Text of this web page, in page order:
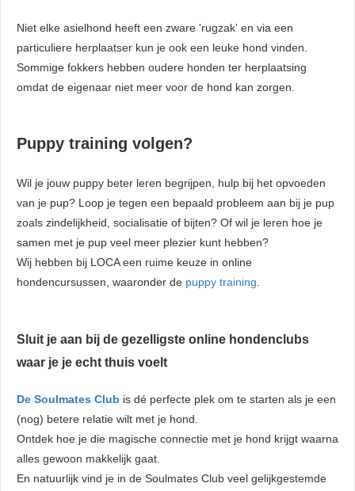
Niet elke asielhond heeft een zware 'rugzak' en via een
particuliere herplaatser kun je ook een leuke hond vinden.
Sommige fokkers hebben oudere honden ter herplaatsing
omdat de eigenaar niet meer voor de hond kan zorgen.
Puppy training volgen?
Wil je jouw puppy beter leren begrijpen, hulp bij het opvoeden
van je pup? Loop je tegen een bepaald probleem aan bij je pup
zoals zindelijkheid, socialisatie of bijten? Of wil je leren hoe je
samen met je pup veel meer plezier kunt hebben?
Wij hebben bij LOCA een ruime keuze in online
hondencursussen, waaronder de puppy training
Sluit je aan bij de gezelligste online hondenclubs
waar je je echt thuis voelt
De Soulmates Club is dé perfecte plek om te starten als je een
(nog) betere relatie wilt met je hond.
Ontdek hoe je die magische connectie met je hond krijgt waarna
alles gewoon makkelijk gaat.
En natuurlijk vind je in de Soulmates Club veel gelijkgestemde